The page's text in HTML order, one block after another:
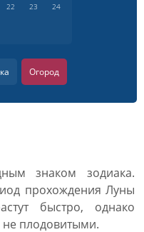
22 23
24
Огород
знаком зодиака.
прохождения Луны
быстро, однако
плодовитыми.